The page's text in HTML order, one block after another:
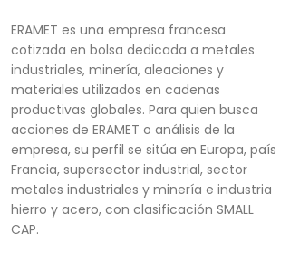
ERAMET es una empresa francesa
cotizada en bolsa dedicada a metales
industriales, minería, aleaciones y
materiales utilizados en cadenas
productivas globales. Para quien busca
acciones de ERAMET o análisis de la
empresa, su perfil se sitúa en Europa, país
Francia, supersector industrial, sector
metales industriales y minería e industria
hierro y acero, con clasificación SMALL
CAP.